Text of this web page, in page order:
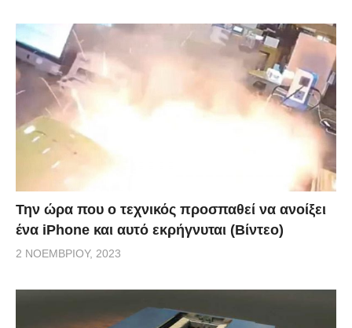
Την ώρα που ο τεχνικός προσπαθεί να ανοίξει
ένα iPhone και αυτό εκρήγνυται (Βίντεο)
2 ΝΟΕΜΒΡΊΟΥ, 2023